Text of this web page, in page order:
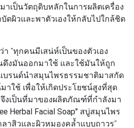
เป็นวัตถุดิบหลักในการผลิตเครื่อง
ดผิวและพาตัวเองให้กลับไปใกล้ชิด
"ทุกคนมีเสน่ห์เป็นของตัวเอง
ดึงมันออกมาใช้ และใช้มันให้ถูก
บรนด์นำสมุนไพรธรรมชาติมาสกัด
ใช้ เพื่อให้เกิดประโยชน์สูงที่สุด
งเป็นที่มาของผลิตภัณฑ์ที่กำลังมา
Herbal Facial Soap" สบู่สมุนไพร
าสิวและผิวหมองคล้ำแบบถาวร"